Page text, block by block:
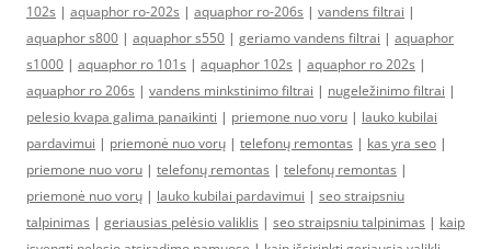
102s | aquaphor ro-202s | aquaphor ro-206s | vandens filtrai |
aquaphor s800 | aquaphor s550 | geriamo vandens filtrai | aquaphor
s1000 | aquaphor ro 101s | aquaphor 102s | aquaphor ro 202s |
aquaphor ro 206s | vandens minkstinimo filtrai | nugeležinimo filtrai |
pelesio kvapa galima panaikinti | priemone nuo voru | lauko kubilai
pardavimui | priemonė nuo vorų | telefonų remontas | kas yra seo |
priemone nuo voru | telefonų remontas | telefonų remontas |
priemonė nuo vorų | lauko kubilai pardavimui | seo straipsniu
talpinimas | geriausias pelėsio valiklis | seo straipsniu talpinimas | kaip